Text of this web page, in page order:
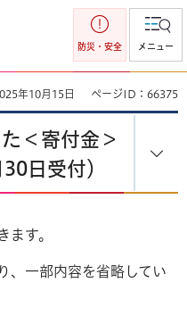
防災・安全 メニュー
年10月15日 ページID：66375
＜寄付金＞
日受付）
ます。
、一部内容を省略してい